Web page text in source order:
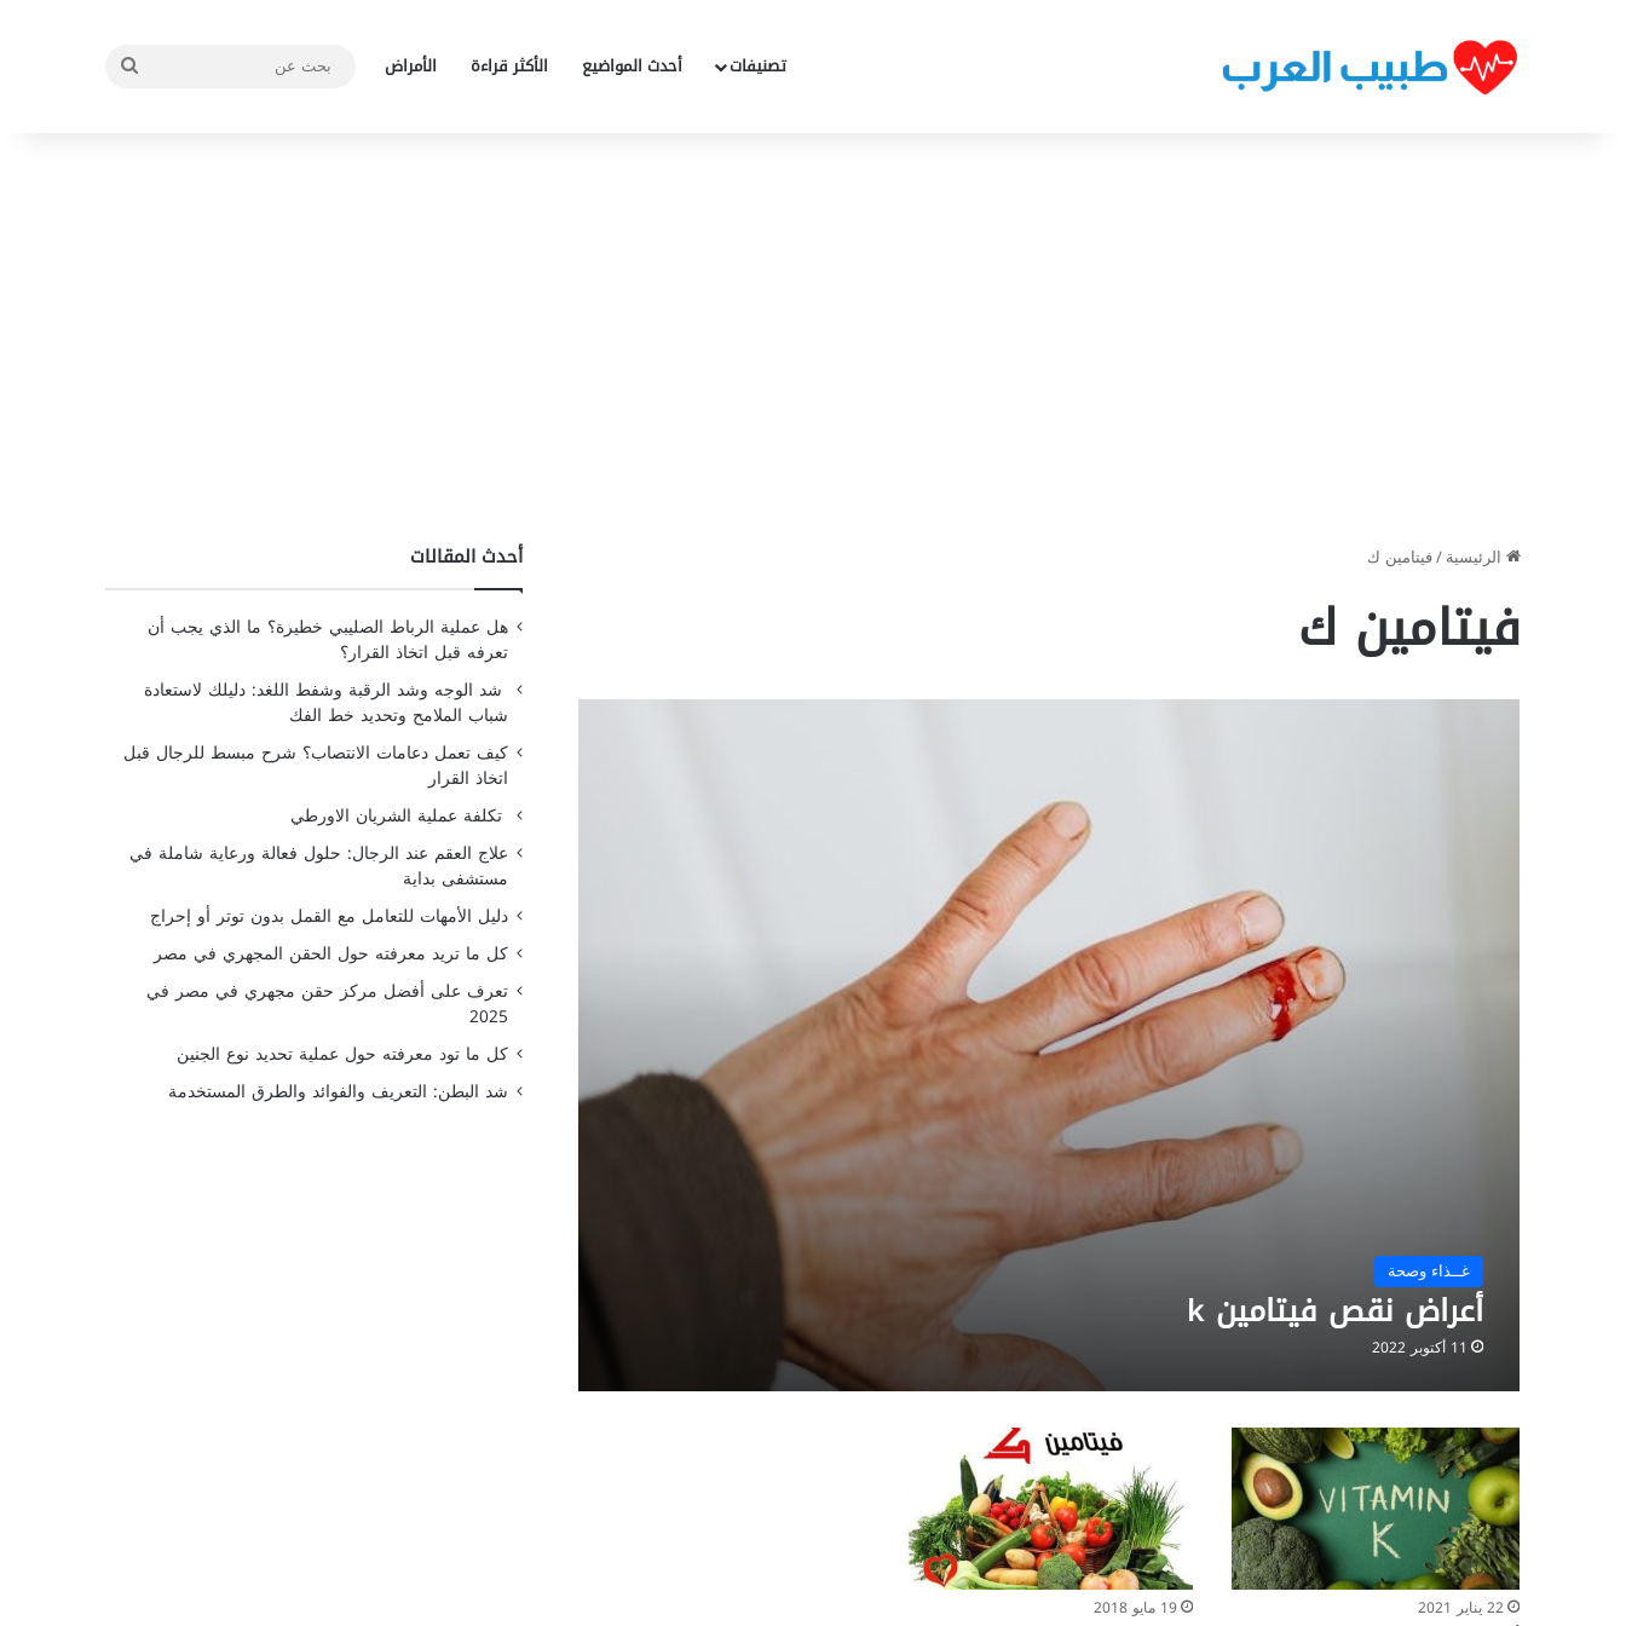
تصنيفات أحدث المواضيع الأكثر قراءة الأمراض
الرئيسية/فيتامين ك
فيتامين ك
غــذاء وصحة
أعراض نقص فيتامين k
11 أكتوبر 2022
22 يناير 2021 19 مايو 2018
أحدث المقالات
هل عملية الرباط الصليبي خطيرة؟ ما الذي يجب أن
تعرفه قبل اتخاذ القرار؟
شد الوجه وشد الرقبة وشفط اللغد: دليلك لاستعادة
شباب الملامح وتحديد خط الفك
كيف تعمل دعامات الانتصاب؟ شرح مبسط للرجال قبل
اتخاذ القرار
تكلفة عملية الشريان الاورطي
علاج العقم عند الرجال: حلول فعالة ورعاية شاملة في
مستشفى بداية
دليل الأمهات للتعامل مع القمل بدون توتر أو إحراج
كل ما تريد معرفته حول الحقن المجهري في مصر
تعرف على أفضل مركز حقن مجهري في مصر في
2025
كل ما تود معرفته حول عملية تحديد نوع الجنين
شد البطن: التعريف والفوائد والطرق المستخدمة